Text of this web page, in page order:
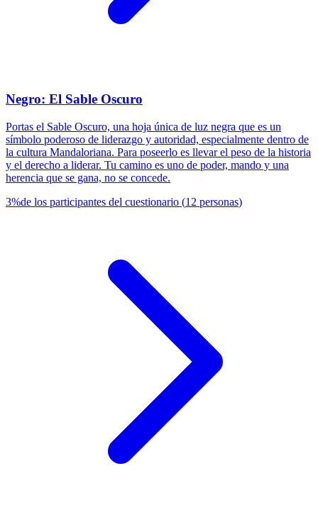
Negro: El Sable Oscuro
Portas el Sable Oscuro, una hoja única de luz negra que es un
símbolo poderoso de liderazgo y autoridad, especialmente dentro de
la cultura Mandaloriana. Para poseerlo es llevar el peso de la historia
y el derecho a liderar. Tu camino es uno de poder, mando y una
herencia que se gana, no se concede.
3%de los participantes del cuestionario (12 personas)